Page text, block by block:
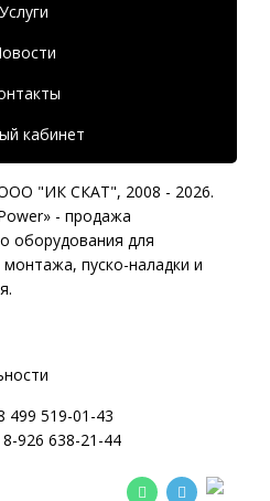
Услуги
кабинет
"ИК СКАТ", 2008 - 2026.
- продажа
оборудования для
пуско-наладки и
499 519-01-43
8-926 638-21-44